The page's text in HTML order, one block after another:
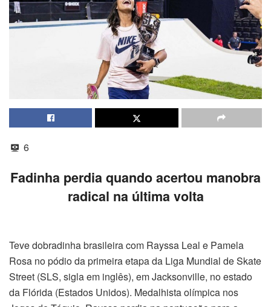
6
Fadinha perdia quando acertou manobra
radical na última volta
Teve dobradinha brasileira com Rayssa Leal e Pamela
Rosa no pódio da primeira etapa da Liga Mundial de Skate
Street (SLS, sigla em inglês), em Jacksonville, no estado
da Flórida (Estados Unidos). Medalhista olímpica nos